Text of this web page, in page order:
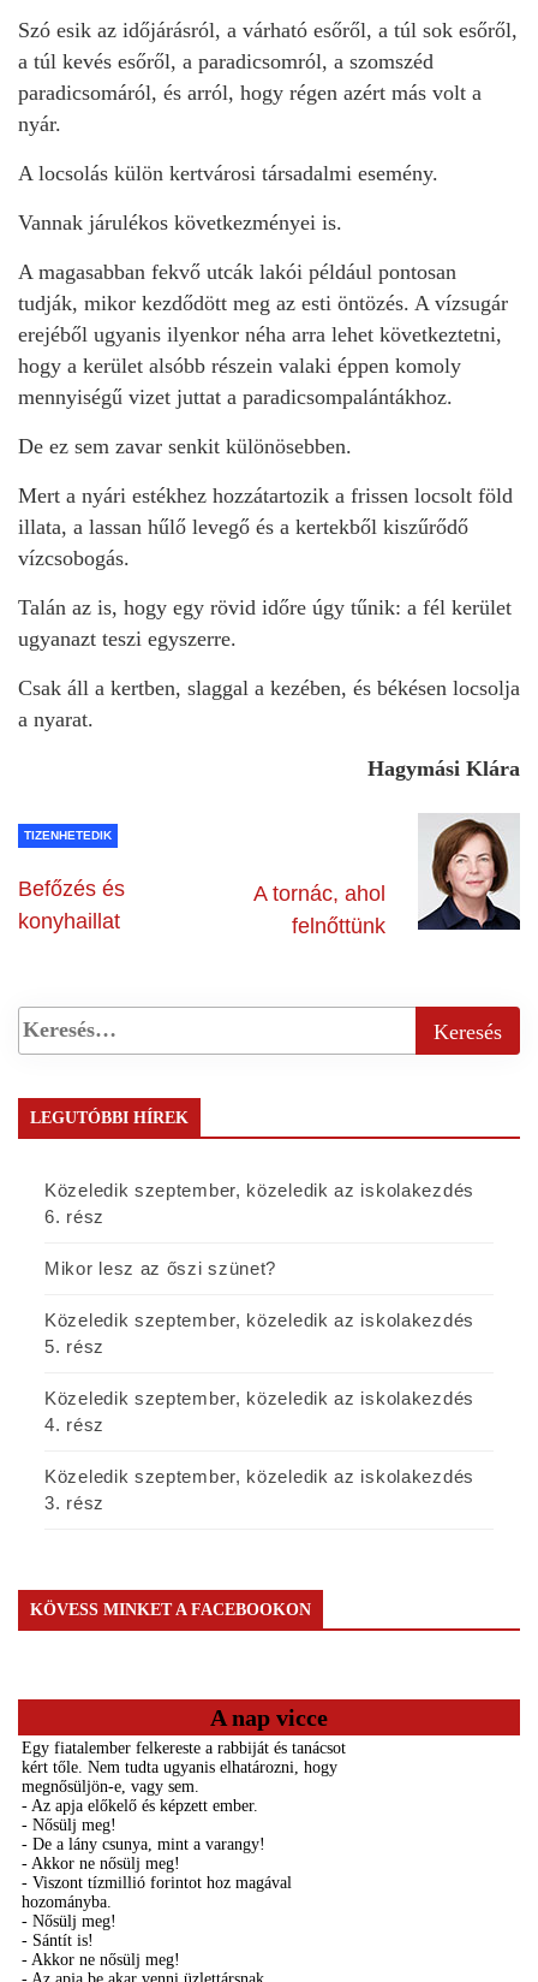
Szó esik az időjárásról, a várható esőről, a túl sok esőről,
a túl kevés esőről, a paradicsomról, a szomszéd
paradicsomáról, és arról, hogy régen azért más volt a
nyár.
A locsolás külön kertvárosi társadalmi esemény.
Vannak járulékos következményei is.
A magasabban fekvő utcák lakói például pontosan
tudják, mikor kezdődött meg az esti öntözés. A vízsugár
erejéből ugyanis ilyenkor néha arra lehet következtetni,
hogy a kerület alsóbb részein valaki éppen komoly
mennyiségű vizet juttat a paradicsompalántákhoz.
De ez sem zavar senkit különösebben.
Mert a nyári estékhez hozzátartozik a frissen locsolt föld
illata, a lassan hűlő levegő és a kertekből kiszűrődő
vízcsobogás.
Talán az is, hogy egy rövid időre úgy tűnik: a fél kerület
ugyanazt teszi egyszerre.
Csak áll a kertben, slaggal a kezében, és békésen locsolja
a nyarat.
Hagymási Klára
TIZENHETEDIK
Befőzés és
konyhaillat
A tornác, ahol
felnőttünk
LEGUTÓBBI HÍREK
Közeledik szeptember, közeledik az iskolakezdés
6. rész
Mikor lesz az őszi szünet?
Közeledik szeptember, közeledik az iskolakezdés
5. rész
Közeledik szeptember, közeledik az iskolakezdés
4. rész
Közeledik szeptember, közeledik az iskolakezdés
3. rész
KÖVESS MINKET A FACEBOOKON
A nap vicce